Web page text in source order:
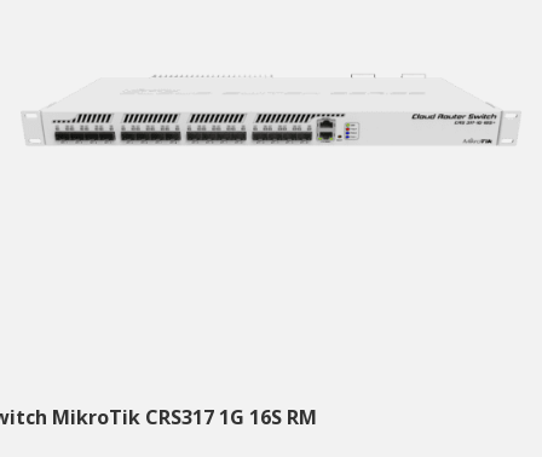
MikroTik CRS317 1G 16S RM